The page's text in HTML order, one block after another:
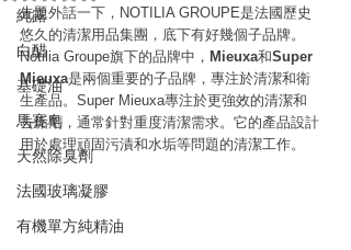
純露
白醋
基礎油
馬賽皂
天然除臭劑
法國玻璃凝膠
有機單方純精油
先題外話一下，NOTILIA GROUPE是法國歷史
悠久的清潔用品集團，底下有好幾個子品牌。
Notilia Groupe旗下的品牌中， Mieuxa和Super
Mieuxa是兩個重要的子品牌，專注於清潔和衛
生產品。Super Mieuxa專注於更強效的清潔和
去垢劑，通常針對重度清潔需求。它的產品設計
用於處理頑固污漬和水垢等問題的清潔工作。